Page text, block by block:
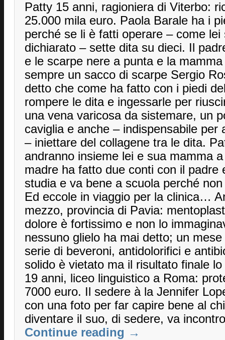
Patty 15 anni, ragioniera di Viterbo:
25.000 mila euro. Paola Barale ha i
perché se li è fatti operare – come
dichiarato – sette dita su dieci. Il
e le scarpe nere a punta e la
sempre un sacco di scarpe Sergio
detto che come ha fatto con i piedi
rompere le dita e ingessarle per
una vena varicosa da sistemare, un
caviglia e anche – indispensabile per
– iniettare del collagene tra le dita.
andranno insieme lei e sua mamma
madre ha fatto due conti con il padre
studia e va bene a scuola perché
Ed eccole in viaggio per la clinica…
mezzo, provincia di Pavia:
dolore è fortissimo e non lo
nessuno glielo ha mai detto; un
serie di beveroni, antidolorifici e
solido è vietato ma il risultato finale
19 anni, liceo linguistico a Roma:
7000 euro. Il sedere à la Jennifer
con una foto per far capire bene al
diventare il suo, di sedere, va
Continue reading →